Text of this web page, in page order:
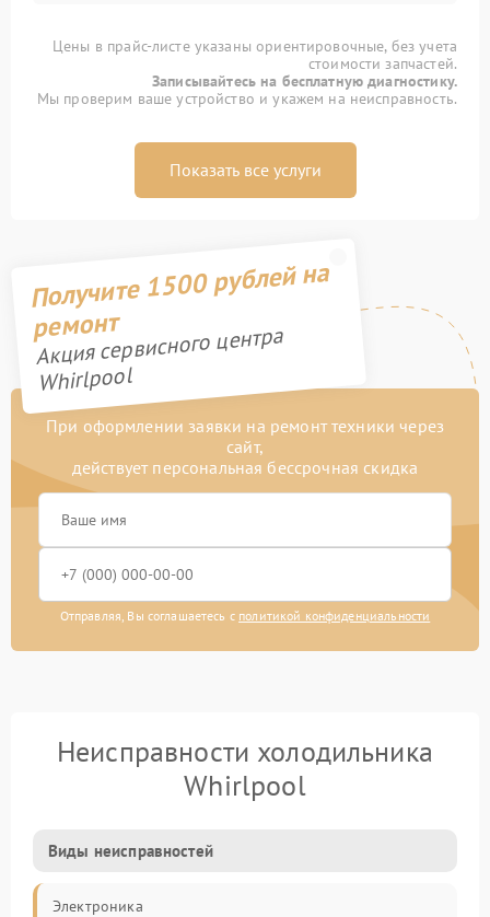
Цены в прайс-листе указаны ориентировочные, без учета
стоимости запчастей.
Записывайтесь на бесплатную диагностику.
Мы проверим ваше устройство и укажем на неисправность.
Показать все услуги
Получите 1500 рублей на
ремонт
Акция сервисного центра
Whirlpool
При оформлении заявки на ремонт техники через
сайт,
действует персональная бессрочная скидка
Отправляя, Вы соглашаетесь с политикой конфиденциальности
Неисправности холодильника
Whirlpool
Виды неисправностей
Электроника